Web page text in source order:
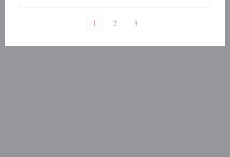
1 2 3